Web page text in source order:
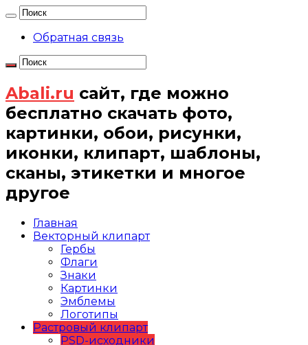
Обратная связь
Abali.ru сайт, где можно
бесплатно скачать фото,
картинки, обои, рисунки,
иконки, клипарт, шаблоны,
сканы, этикетки и многое
другое
Главная
Векторный клипарт
Гербы
Флаги
Знаки
Картинки
Эмблемы
Логотипы
Растровый клипарт
PSD-исходники